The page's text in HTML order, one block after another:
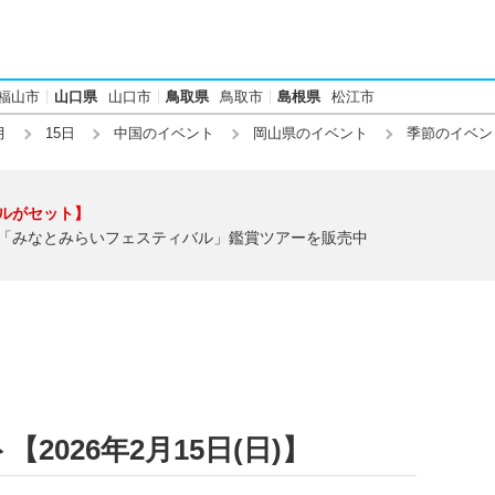
山市 山口県 山口市 鳥取県 鳥取市 島根県 松江市
15日 中国のイベント 岡山県のイベント 季節のイベ
がセット】
みなとみらいフェスティバル」鑑賞ツアーを販売中
2026年2月15日(日)】